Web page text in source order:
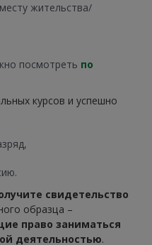
жительства/
посмотреть по
курсов и успешно
свидетельство
образца –
право заниматься
деятельностью.